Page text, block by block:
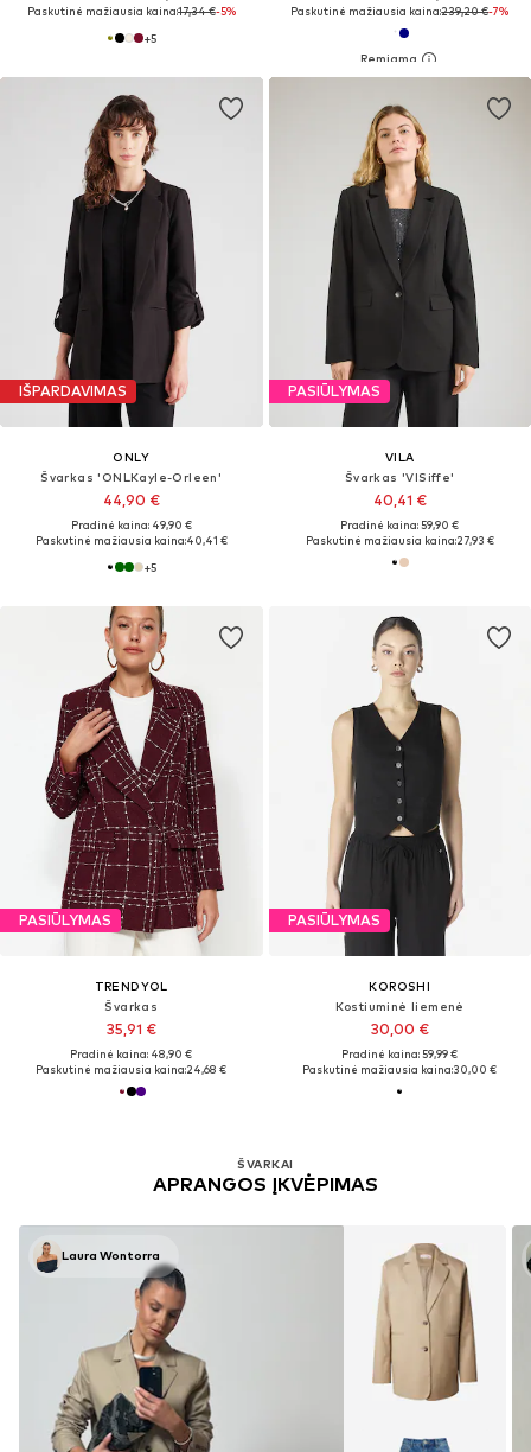
Paskutinė mažiausia kaina:17,34 €-5%
+5
Paskutinė mažiausia kaina:239,20 €-7%
IŠPARDAVIMAS
ONLY
Švarkas 'ONLKayle-Orleen'
44,90 €
Pradinė kaina: 49,90 €
Paskutinė mažiausia kaina:40,41 €
+5
PASIŪLYMAS
VILA
Švarkas 'VISiffe'
40,41 €
Pradinė kaina: 59,90 €
Paskutinė mažiausia kaina:27,93 €
PASIŪLYMAS
TRENDYOL
Švarkas
35,91 €
Pradinė kaina: 48,90 €
Paskutinė mažiausia kaina:24,68 €
PASIŪLYMAS
KOROSHI
Kostiuminė liemenė
30,00 €
Pradinė kaina: 59,99 €
Paskutinė mažiausia kaina:30,00 €
ŠVARKAI
APRANGOS ĮKVĖPIMAS
Laura Wontorra